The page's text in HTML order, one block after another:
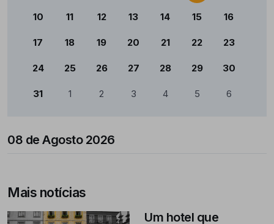
10 11 12 13 14 15 16
17 18 19 20 21 22 23
24 25 26 27 28 29 30
31 1 2 3 4 5 6
08 de Agosto 2026
Mais notícias
Um hotel que